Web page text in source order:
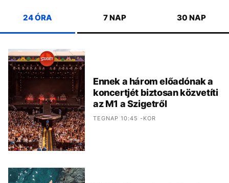
24 ÓRA 7 NAP 30 NAP
Ennek a három előadónak a
koncertjét biztosan közvetíti
az M1 a Szigetről
TEGNAP 10:45 -KOR